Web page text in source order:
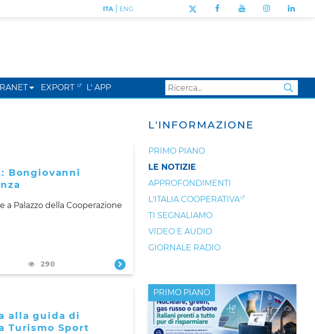
ITA| ENG
EXPORT L' APP
Bongiovanni
a Palazzo della Cooperazione
290
alla guida di
Turismo Sport
L'INFORMAZIONE
PRIMO PIANO
LE NOTIZIE
APPROFONDIMENTI
L'ITALIA COOPERATIVA
TI SEGNALIAMO
VIDEO E AUDIO
GIORNALE RADIO
PRIMO PIANO